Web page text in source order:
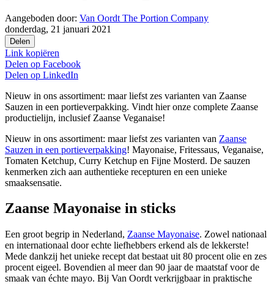
Aangeboden door: Van Oordt The Portion Company
donderdag, 21 januari 2021
Delen
Link kopiëren
Delen op Facebook
Delen op LinkedIn
Nieuw in ons assortiment: maar liefst zes varianten van Zaanse
Sauzen in een portieverpakking. Vindt hier onze complete Zaanse
productielijn, inclusief Zaanse Veganaise!
Nieuw in ons assortiment: maar liefst zes varianten van Zaanse
Sauzen in een portieverpakking! Mayonaise, Fritessaus, Veganaise,
Tomaten Ketchup, Curry Ketchup en Fijne Mosterd. De sauzen
kenmerken zich aan authentieke recepturen en een unieke
smaaksensatie.
Zaanse Mayonaise in sticks
Een groot begrip in Nederland, Zaanse Mayonaise. Zowel nationaal
en internationaal door echte liefhebbers erkend als de lekkerste!
Mede dankzij het unieke recept dat bestaat uit 80 procent olie en zes
procent eigeel. Bovendien al meer dan 90 jaar de maatstaf voor de
smaak van échte mayo. Bij Van Oordt verkrijgbaar in praktische